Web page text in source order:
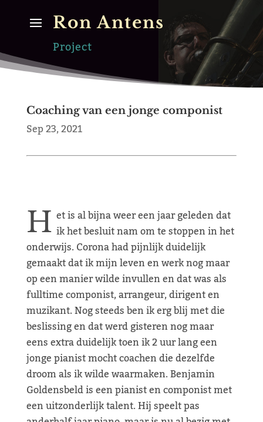
Ron Antens
Project
Coaching van een jonge componist
Sep 23, 2021
H et is al bijna weer een jaar geleden dat
ik het besluit nam om te stoppen in het
onderwijs. Corona had pijnlijk duidelijk
gemaakt dat ik mijn leven en werk nog maar
op een manier wilde invullen en dat was als
fulltime componist, arrangeur, dirigent en
muzikant. Nog steeds ben ik erg blij met die
beslissing en dat werd gisteren nog maar
eens extra duidelijk toen ik 2 uur lang een
jonge pianist mocht coachen die dezelfde
droom als ik wilde waarmaken. Benjamin
Goldensbeld is een pianist en componist met
een uitzonderlijk talent. Hij speelt pas